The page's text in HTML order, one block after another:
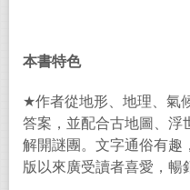
本書特色
★作者從地形、地理、氣
答案，並配合古地圖、浮
解開謎團。文字通俗有趣
版以來廣受讀者喜愛，暢